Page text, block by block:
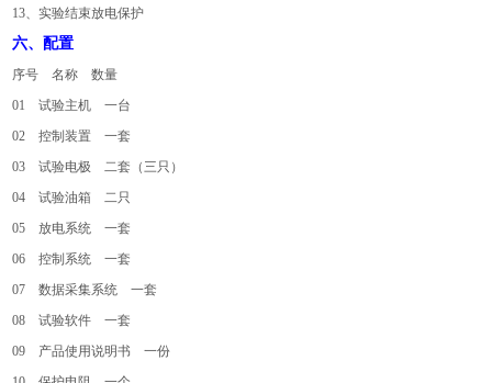
13、实验结束放电保护
六、配置
序号 名称 数量
01 试验主机 一台
02 控制装置 一套
03 试验电极 二套（三只）
04 试验油箱 二只
05 放电系统 一套
06 控制系统 一套
07 数据采集系统 一套
08 试验软件 一套
09 产品使用说明书 一份